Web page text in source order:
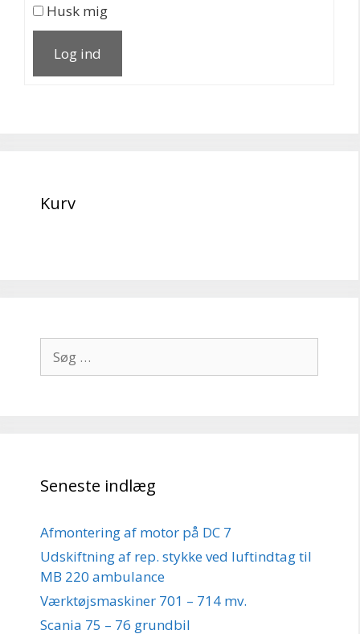
Husk mig
Log ind
Kurv
efter:
Seneste indlæg
Afmontering af motor på DC 7
Udskiftning af rep. stykke ved luftindtag til
MB 220 ambulance
Værktøjsmaskiner 701 – 714 mv.
Scania 75 – 76 grundbil